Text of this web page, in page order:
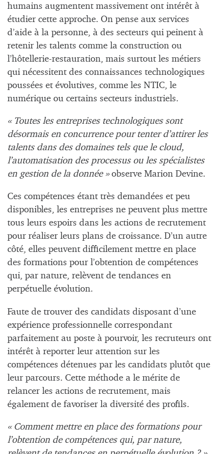
humains augmentent massivement ont intérêt à
étudier cette approche. On pense aux services
d’aide à la personne, à des secteurs qui peinent à
retenir les talents comme la construction ou
l’hôtellerie-restauration, mais surtout les métiers
qui nécessitent des connaissances technologiques
poussées et évolutives, comme les NTIC, le
numérique ou certains secteurs industriels.
« Toutes les entreprises technologiques sont
désormais en concurrence pour tenter d’attirer les
talents dans des domaines tels que le cloud,
l’automatisation des processus ou les spécialistes
en gestion de la donnée »observe Marion Devine.
Ces compétences étant très demandées et peu
disponibles, les entreprises ne peuvent plus mettre
tous leurs espoirs dans les actions de recrutement
pour réaliser leurs plans de croissance. D’un autre
côté, elles peuvent difficilement mettre en place
des formations pour l’obtention de compétences
qui, par nature, relèvent de tendances en
perpétuelle évolution.
Faute de trouver des candidats disposant d’une
expérience professionnelle correspondant
parfaitement au poste à pourvoir, les recruteurs ont
intérêt à reporter leur attention sur les
compétences détenues par les candidats plutôt que
leur parcours. Cette méthode a le mérite de
relancer les actions de recrutement, mais
également de favoriser la diversité des profils.
« Comment mettre en place des formations pour
l’obtention de compétences qui, par nature,